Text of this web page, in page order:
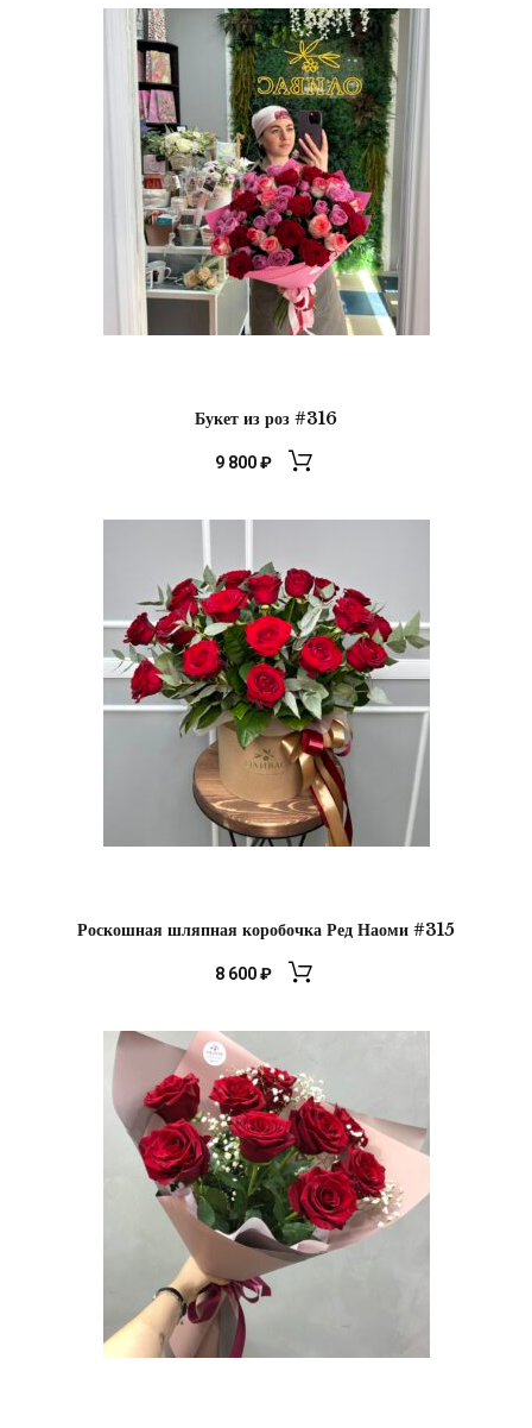
Букет из роз #316
9 800₽
Роскошная шляпная коробочка Ред Наоми #315
8 600₽